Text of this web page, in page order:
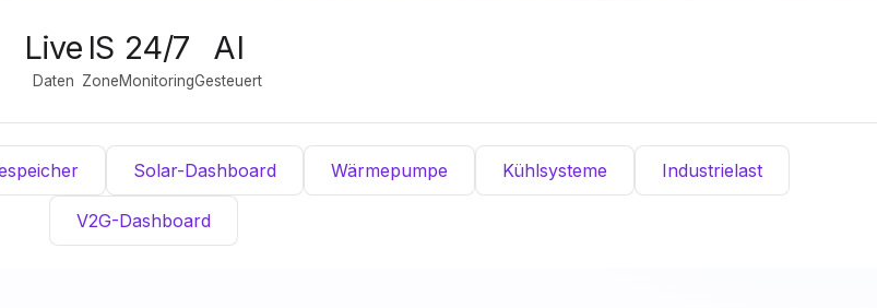
Live
Daten
IS
Zone
24/7
Monitoring
AI
Gesteuert
Solar-Dashboard Wärmepumpe Kühlsysteme Industrielast
V2G-Dashboard